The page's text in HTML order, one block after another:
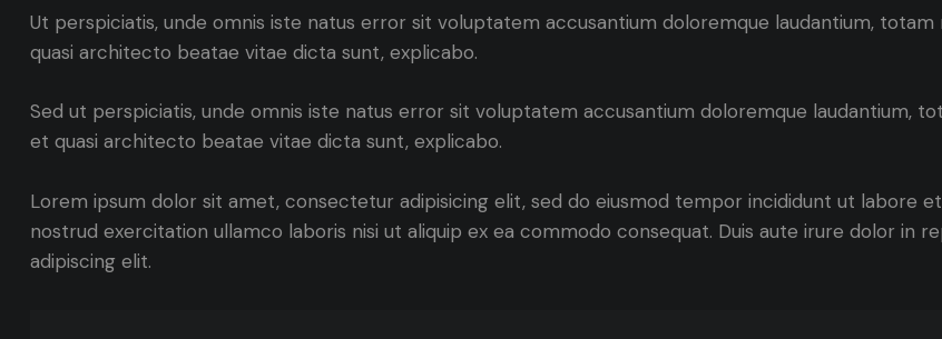
Ut perspiciatis, unde omnis iste natus error sit voluptatem accusantium doloremque laudantium,
quasi architecto beatae vitae dicta sunt, explicabo.
Sed ut perspiciatis, unde omnis iste natus error sit voluptatem accusantium doloremque laudantium,
et quasi architecto beatae vitae dicta sunt, explicabo.
Lorem ipsum dolor sit amet, consectetur adipisicing elit, sed do eiusmod tempor incididunt ut labore
nostrud exercitation ullamco laboris nisi ut aliquip ex ea commodo consequat. Duis aute irure dolor in
adipiscing elit.